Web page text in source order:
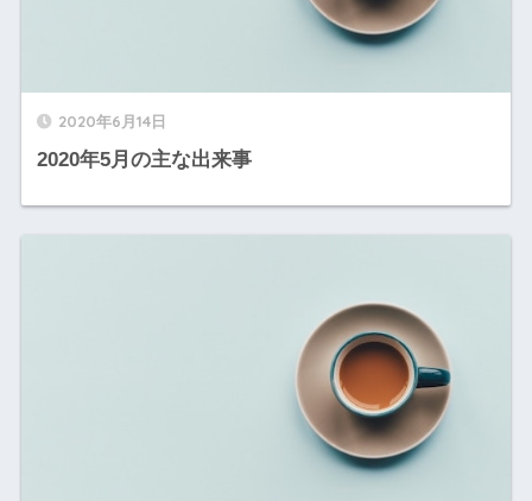
2020年6月14日
2020年5月の主な出来事